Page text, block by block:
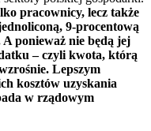
pracownicy, lecz także
9-procentową
ponieważ nie będą jej
– czyli kwota, którą
Lepszym
kosztów uzyskania
w rządowym